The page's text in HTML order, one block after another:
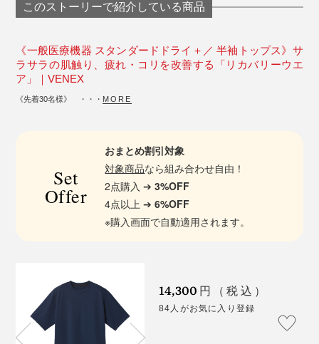
このストーリーで紹介している商品
《一般医療機器 スタンダードドライ＋／ 半袖トップス》サ
ラサラの肌触り、疲れ・コリを改善する「リカバリーウエ
ア」｜VENEX
《先着30名様》 ・・・ MORE
Set
Offer
おまとめ割引対象
対象商品なら組み合わせ自由！
2点購入 ➔3%OFF
4点以上 ➔6%OFF
※購入画面で自動適用されます。
14,300 円（税込）
84人がお気に入り登録